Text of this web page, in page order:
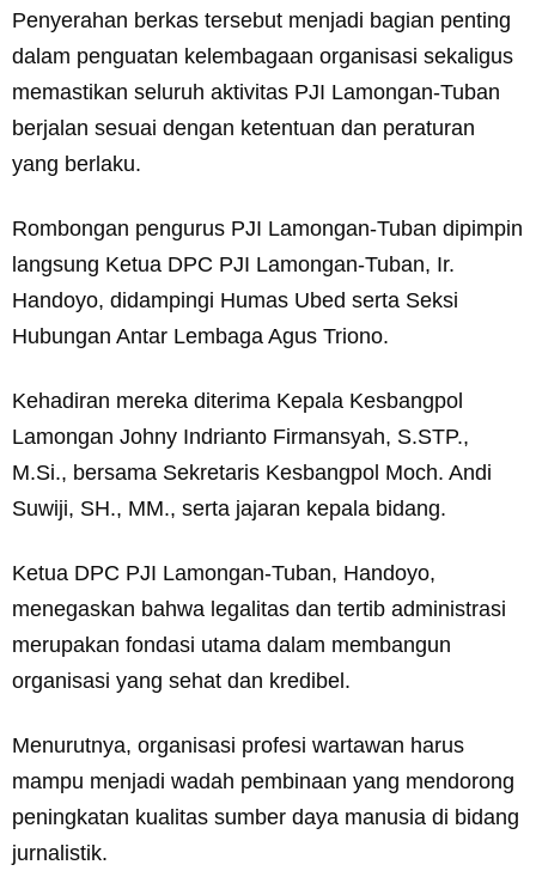
Penyerahan berkas tersebut menjadi bagian penting
dalam penguatan kelembagaan organisasi sekaligus
memastikan seluruh aktivitas PJI Lamongan-Tuban
berjalan sesuai dengan ketentuan dan peraturan
yang berlaku.
Rombongan pengurus PJI Lamongan-Tuban dipimpin
langsung Ketua DPC PJI Lamongan-Tuban, Ir.
Handoyo, didampingi Humas Ubed serta Seksi
Hubungan Antar Lembaga Agus Triono.
Kehadiran mereka diterima Kepala Kesbangpol
Lamongan Johny Indrianto Firmansyah, S.STP.,
M.Si., bersama Sekretaris Kesbangpol Moch. Andi
Suwiji, SH., MM., serta jajaran kepala bidang.
Ketua DPC PJI Lamongan-Tuban, Handoyo,
menegaskan bahwa legalitas dan tertib administrasi
merupakan fondasi utama dalam membangun
organisasi yang sehat dan kredibel.
Menurutnya, organisasi profesi wartawan harus
mampu menjadi wadah pembinaan yang mendorong
peningkatan kualitas sumber daya manusia di bidang
jurnalistik.